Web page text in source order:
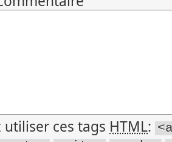
utiliser ces tags HTML: